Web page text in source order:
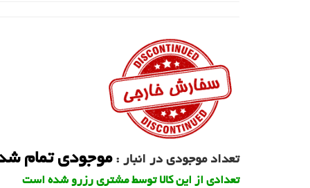
تعداد موجودی در انبار :موجودی تمام
تعدادی از این کالا توسط مشتری رزرو شده است